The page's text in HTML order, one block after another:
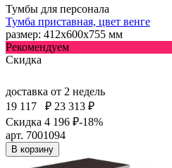
Тумбы для персонала
Тумба приставная, цвет венге
размер: 412х600х755 мм
Рекомендуем
Скидка
доставка от 2 недель
19 117
₽ 23 313 ₽
Скидка 4 196 ₽-18%
арт. 7001094
В корзину